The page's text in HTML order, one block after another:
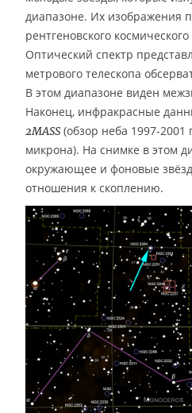
диапазоне. Их изображения
рентгеновского
Оптический спектр
метрового телескопа
В этом диапазоне виден
Наконец, инфракрасные
2MASS (обзор неба 1997-
микрона). На снимке в этом
окружающее и фоновые
отношения к скоплению.